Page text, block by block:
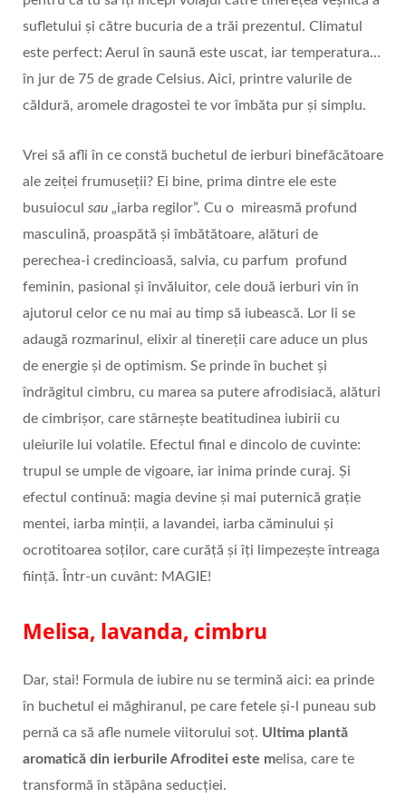
sufletului și către bucuria de a trăi prezentul. Climatul
este perfect: Aerul în saună este uscat, iar temperatura…
în jur de 75 de grade Celsius. Aici, printre valurile de
căldură, aromele dragostei te vor îmbăta pur și simplu.
Vrei să afli în ce constă buchetul de ierburi binefăcătoare
ale zeiței frumuseții? Ei bine, prima dintre ele este
busuiocul sau „iarba regilor”. Cu o mireasmă profund
masculină, proaspătă și îmbătătoare, alături de
perechea-i credincioasă, salvia, cu parfum profund
feminin, pasional și învăluitor, cele două ierburi vin în
ajutorul celor ce nu mai au timp să iubească. Lor li se
adaugă rozmarinul, elixir al tinereții care aduce un plus
de energie și de optimism. Se prinde în buchet și
îndrăgitul cimbru, cu marea sa putere afrodisiacă, alături
de cimbrișor, care stârnește beatitudinea iubirii cu
uleiurile lui volatile. Efectul final e dincolo de cuvinte:
trupul se umple de vigoare, iar inima prinde curaj. Și
efectul continuă: magia devine și mai puternică grație
mentei, iarba minții, a lavandei, iarba căminului și
ocrotitoarea soților, care curăță și îți limpezește întreaga
ființă. Într-un cuvânt: MAGIE!
Melisa, lavanda, cimbru
Dar, stai! Formula de iubire nu se termină aici: ea prinde
în buchetul ei măghiranul, pe care fetele și-l puneau sub
pernă ca să afle numele viitorului soț. Ultima plantă
aromatică din ierburile Afroditei este melisa, care te
transformă în stăpâna seducției.